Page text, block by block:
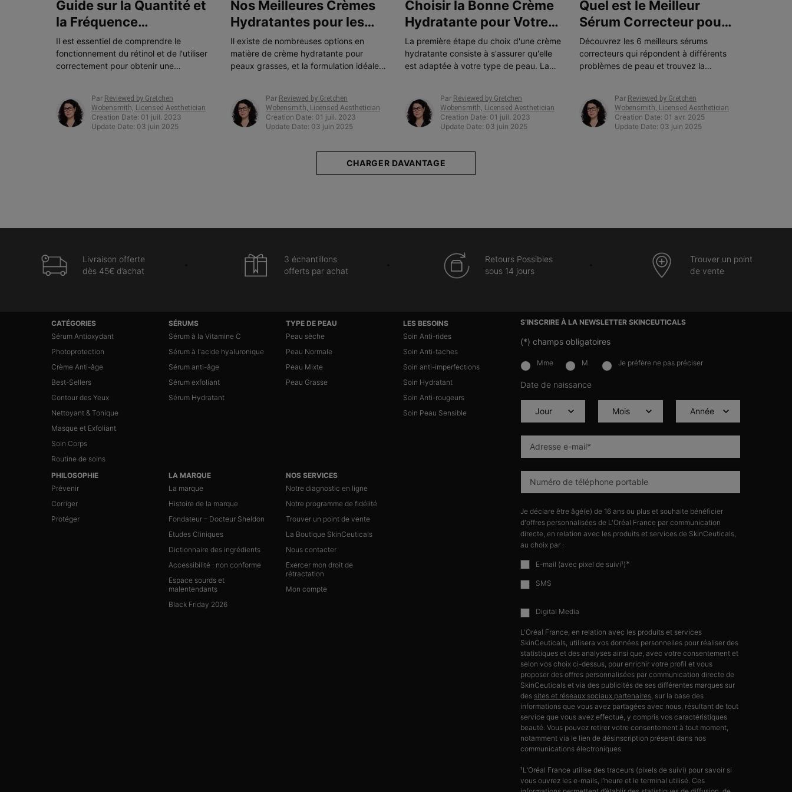
Guide sur la Quantité et
la Fréquence
d'Utilisation du Rétinol
Il est essentiel de comprendre le
fonctionnement du rétinol et de l'utiliser
correctement pour obtenir une
potentiels.Par Reviewed by Gretchen
Wobensmith, Licensed Aesthetician
Creation Date: 01 juil. 2023
Update Date: 03 juin 2025
Nos Meilleures Crèmes
Hydratantes pour les
Peaux Grasses
Il existe de nombreuses options en
matière de crème hydratante pour
peaux grasses, et la formulation idéale
Par Reviewed by Gretchen
Wobensmith, Licensed Aesthetician
Creation Date: 01 juil. 2023
Update Date: 03 juin 2025
Choisir la Bonne Crème
Hydratante pour Votre
Type de Peau
La première étape du choix d'une crème
hydratante consiste à s'assurer qu'elle
est adaptée à votre type de peau. La
santé et à l'apparence de votre peau.
Par Reviewed by Gretchen
Wobensmith, Licensed Aesthetician
Creation Date: 01 juil. 2023
Update Date: 03 juin 2025
Quel est le Meilleur
Sérum Correcteur pour
vos Problèmes de Peau ?
Découvrez les 6 meilleurs sérums
correcteurs qui répondent à différents
problèmes de peau et trouvez la
peau.
Par Reviewed by Gretchen
Wobensmith, Licensed Aesthetician
Creation Date: 01 avr. 2025
Update Date: 03 juin 2025
CHARGER DAVANTAGE
Livraison offerte
dès 45€ d’achat
3 échantillons
offerts par achat
Retours Possibles
sous 14 jours
Trouver un point
de vente
Navigation du pied de page
CATÉGORIES
Sérum Antioxydant
Photoprotection
Crème Anti-âge
Best-Sellers
Contour des Yeux
Nettoyant & Tonique
Masque et Exfoliant
Soin Corps
Routine de soins
SÉRUMS
Sérum à la Vitamine C
Sérum à l'acide hyaluronique
Sérum anti-âge
Sérum exfoliant
Sérum Hydratant
TYPE DE PEAU
Peau sèche
Peau Normale
Peau Mixte
Peau Grasse
LES BESOINS
Soin Anti-rides
Soin Anti-taches
Soin anti-imperfections
Soin Hydratant
Soin Anti-rougeurs
Soin Peau Sensible
PHILOSOPHIE
Prévenir
Corriger
Protéger
LA MARQUE
La marque
Histoire de la marque
Fondateur – Docteur Sheldon
Etudes Cliniques
Dictionnaire des ingrédients
Accessibilité : non conforme
Espace sourds et
malentendants
Black Friday 2026
NOS SERVICES
Notre diagnostic en ligne
Notre programme de fidélité
Trouver un point de vente
La Boutique SkinCeuticals
Nous contacter
Exercer mon droit de
rétractation
Mon compte
S’INSCRIRE À LA NEWSLETTER SKINCEUTICALS
(*) champs obligatoires
newslettersignup.title.legend
Mme M. Je préfère ne pas préciser
Date de naissance
Adresse e-mail*
Numéro de téléphone portable
Je déclare être âgé(e) de 16 ans ou plus et souhaite bénéficier
d'offres personnalisées de L'Oréal France par communication
directe, en relation avec les produits et services de SkinCeuticals,
au choix par :
E-mail (avec pixel de suivi¹)*
SMS
Digital Media
L'Oréal France, en relation avec les produits et services
SkinCeuticals, utilisera vos données personnelles pour réaliser des
statistiques et des analyses ainsi que, avec votre consentement et
selon vos choix ci-dessus, pour enrichir votre profil et vous
proposer des offres personnalisées par communication directe de
SkinCeuticals et via des publicités de ses différentes marques sur
des sites et réseaux sociaux partenaires, sur la base des
informations que vous avez partagées avec nous, résultant de tout
service que vous avez effectué, y compris vos caractéristiques
beauté. Vous pouvez retirer votre consentement à tout moment,
notamment via le lien de désinscription présent dans nos
communications électroniques.
¹L’Oréal France utilise des traceurs (pixels de suivi) pour savoir si
vous ouvrez les e-mails, l’heure et le terminal utilisé. Ces